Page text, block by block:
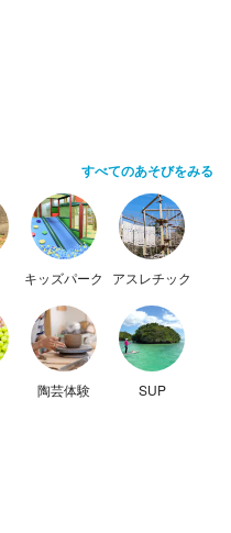
すべてのあそびをみる
キッズパーク アスレチック
陶芸体験 SUP